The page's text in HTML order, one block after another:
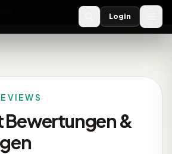
Login
Bewertungen &